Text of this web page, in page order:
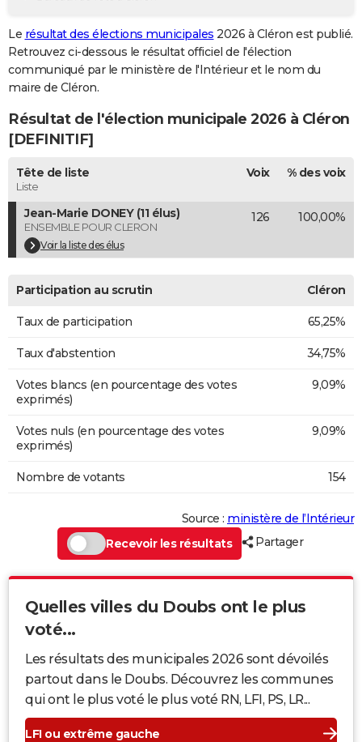
GUIDES D'ACHAT
BONS PLANS
CARTE DE VOEUX
Carte de Noël
Carte Bonne année
Carte Saint-Valentin
Carte Pâques
Carte d'anniversaire
DICTIONNAIRE
Dictionnaire
Biographies
Citations
Expressions
Proverbes
PROGRAMME TV
COPAINS D'AVANT
S'inscrire
Se connecter
Lycées
Collèges
Primaires
Universités
Entreprises
Service militaire
Avis de recherche
AVIS DE DÉCÈS
FORUM
Le résultat des élections municipales 2026 à Cléron est publié.
Retrouvez ci-dessous le résultat officiel de l'élection
communiqué par le ministère de l'Intérieur et le nom du
maire de Cléron.
Résultat de l'élection municipale 2026 à Cléron
[DEFINITIF]
Tête de liste
Liste
Voix % des voix
Jean-Marie DONEY (11 élus)
ENSEMBLE POUR CLERON
Voir la liste des élus
126 100,00%
Participation au scrutin Cléron
Taux de participation 65,25%
Taux d'abstention 34,75%
Votes blancs (en pourcentage des votes
exprimés)
9,09%
Votes nuls (en pourcentage des votes
exprimés)
9,09%
Nombre de votants 154
Source : ministère de l’Intérieur
Recevoir les résultats
Partager
Quelles villes du Doubs ont le plus
voté...
Les résultats des municipales 2026 sont dévoilés
partout dans le Doubs. Découvrez les communes
qui ont le plus voté le plus voté RN, LFI, PS, LR...
LFI ou extrême gauche